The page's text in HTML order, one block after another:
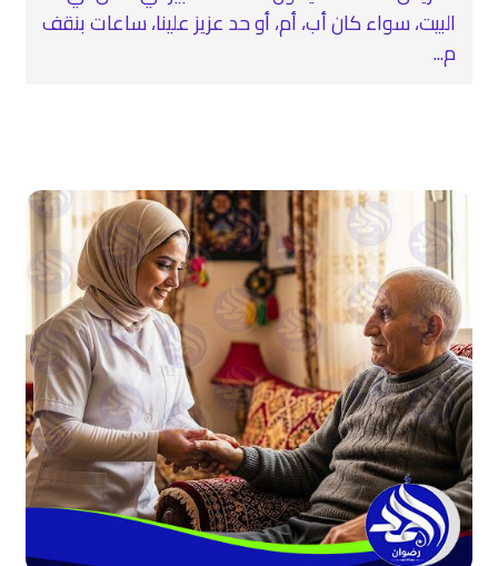
البيت، سواء كان أب، أم، أو حد عزيز علينا، ساعات بنقف
م...